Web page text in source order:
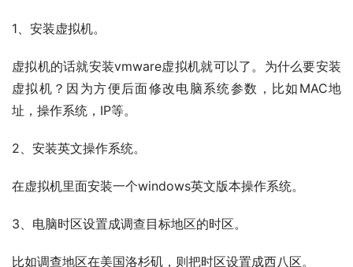
1、安装虚拟机。
虚拟机的话就安装vmware虚拟机就可以了。为什么要安装
虚拟机？因为方便后面修改电脑系统参数，比如MAC地
址，操作系统，IP等。
2、安装英文操作系统。
在虚拟机里面安装一个windows英文版本操作系统。
3、电脑时区设置成调查目标地区的时区。
比如调查地区在美国洛杉矶，则把时区设置成西八区。